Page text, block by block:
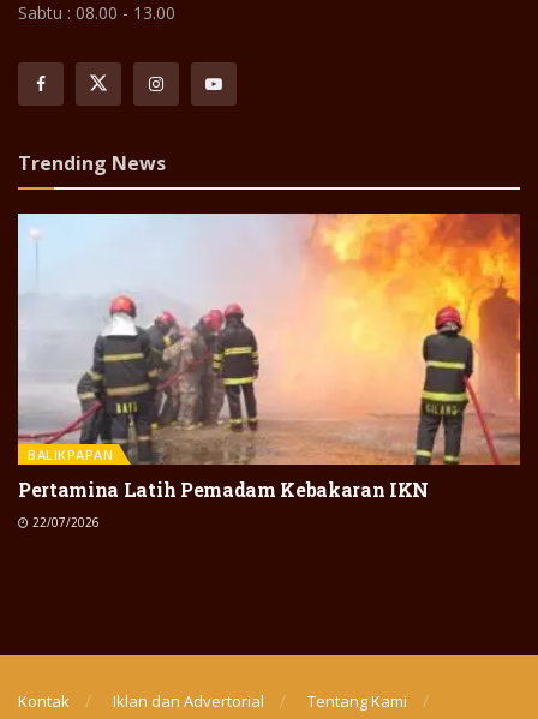
Sabtu : 08.00 - 13.00
Trending News
BALIKPAPAN
Pertamina Latih Pemadam Kebakaran IKN
22/07/2026
Kontak Iklan dan Advertorial
Tentang Kami